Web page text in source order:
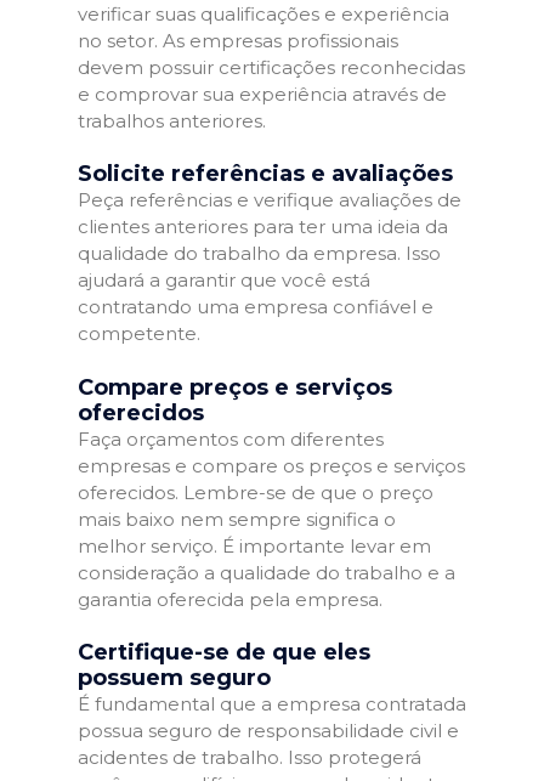
verificar suas qualificações e experiência
no setor. As empresas profissionais
devem possuir certificações reconhecidas
e comprovar sua experiência através de
trabalhos anteriores.
Solicite referências e avaliações
Peça referências e verifique avaliações de
clientes anteriores para ter uma ideia da
qualidade do trabalho da empresa. Isso
ajudará a garantir que você está
contratando uma empresa confiável e
competente.
Compare preços e serviços
oferecidos
Faça orçamentos com diferentes
empresas e compare os preços e serviços
oferecidos. Lembre-se de que o preço
mais baixo nem sempre significa o
melhor serviço. É importante levar em
consideração a qualidade do trabalho e a
garantia oferecida pela empresa.
Certifique-se de que eles
possuem seguro
É fundamental que a empresa contratada
possua seguro de responsabilidade civil e
acidentes de trabalho. Isso protegerá